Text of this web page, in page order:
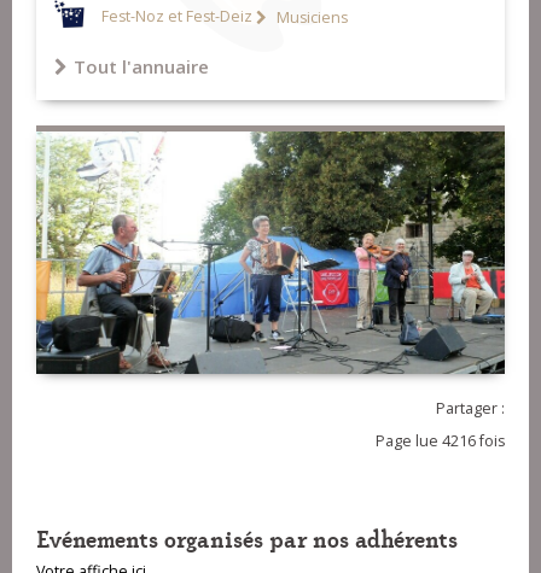
Fest-Noz et Fest-Deiz Musiciens
Tout l'annuaire
Partager :
Page lue 4216 fois
Evénements organisés par nos adhérents